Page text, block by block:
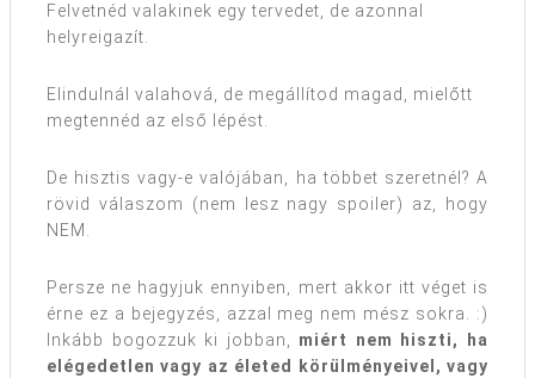
Felvetnéd valakinek egy tervedet, de azonnal
helyreigazít.
Elindulnál valahová, de megállítod magad, mielőtt
megtennéd az első lépést.
De hisztis vagy-e valójában, ha többet szeretnél? A
rövid válaszom (nem lesz nagy spoiler) az, hogy
NEM.
Persze ne hagyjuk ennyiben, mert akkor itt véget is
érne ez a bejegyzés, azzal meg nem mész sokra. :)
Inkább bogozzuk ki jobban, miért
nem hiszti, ha
elégedetlen vagy az életed körülményeivel, vagy